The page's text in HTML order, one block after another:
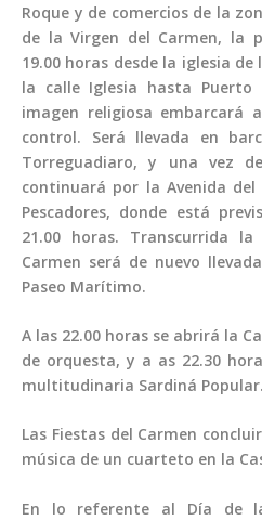
Roque y de comercios de la
de la Virgen del Carmen, la
19.00 horas desde la iglesia
la calle Iglesia hasta Puerto
imagen religiosa
control. Será llevada en
Torreguadiaro, y una vez
continuará por la Avenida
Pescadores, donde está
21.00 horas. Transcurrida
Carmen será de nuevo
Paseo Marítimo.
A las 22.00 horas se abrirá la
de orquesta, y a as 22.30
multitudinaria Sardiná Popular.
Las Fiestas del Carmen
música de un cuarteto en la
En lo referente al Día de